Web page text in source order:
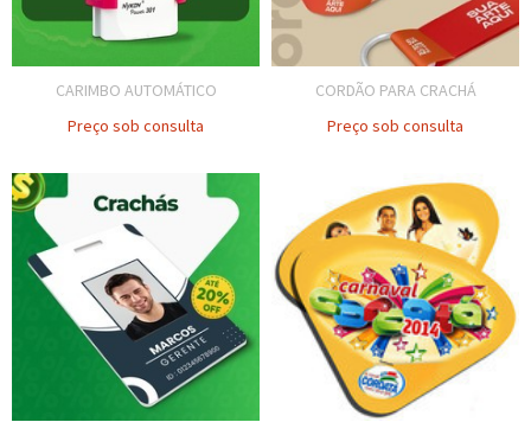
CARIMBO AUTOMÁTICO
Preço sob consulta
CORDÃO PARA CRACHÁ
Preço sob consulta